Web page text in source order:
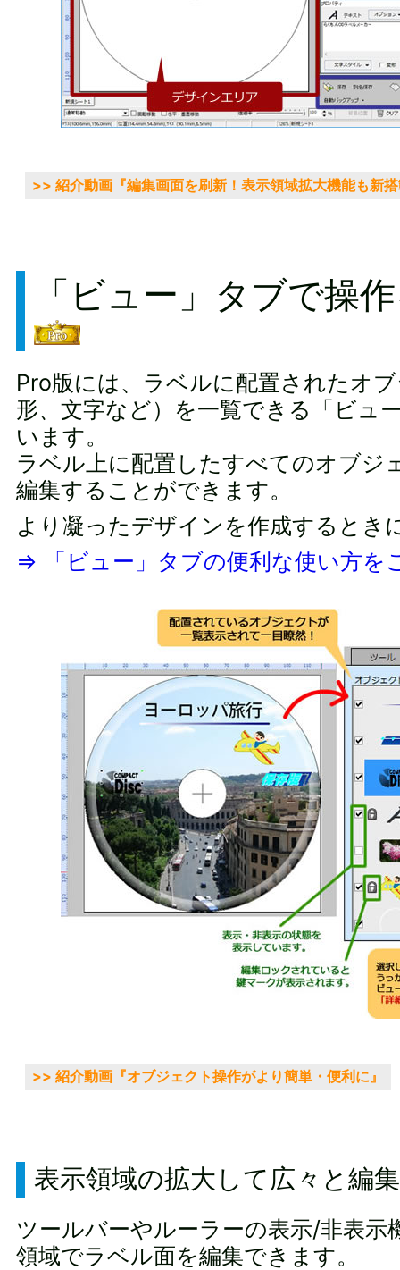
>> 紹介動画『編集画面を刷新！表示領域拡大機能も新
「ビュー」タブで操
Pro版には、ラベルに配置されたオ
形、文字など）を一覧できる「ビュ
います。
ラベル上に配置したすべてのオブジ
編集することができます。
より凝ったデザインを作成するとき
⇒ 「ビュー」タブの便利な使い方を
>> 紹介動画『オブジェクト操作がより簡単・便利に』
表示領域の拡大して広々と編集
ツールバーやルーラーの表示/非表示
領域でラベル面を編集できます。